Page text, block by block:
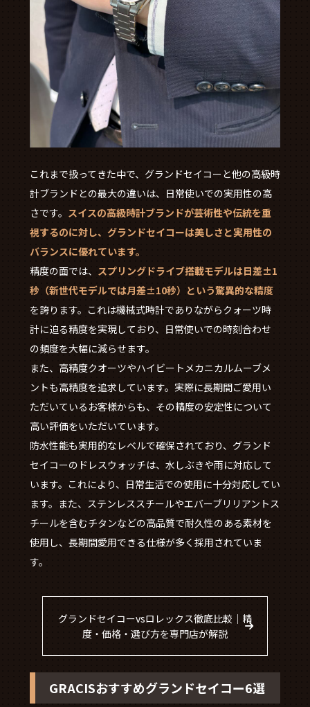
これまで扱ってきた中で、グランドセイコーと他の高級時
計ブランドとの最大の違いは、日常使いでの実用性の高
さです。 スイスの高級時計ブランドが芸術性や伝統を重
視するのに対し、グランドセイコーは美しさと実用性の
バランスに優れています。
精度の面では、 スプリングドライブ搭載モデルは日差±1
秒（新世代モデルでは月差±10秒）という驚異的な精度
を誇ります。これは機械式時計でありながらクォーツ時
計に迫る精度を実現しており、日常使いでの時刻合わせ
の頻度を大幅に減らせます。
また、高精度クオーツやハイビートメカニカルムーブメ
ントも高精度を追求しています。実際に長期間ご愛用い
ただいているお客様からも、その精度の安定性について
高い評価をいただいています。
防水性能も実用的なレベルで確保されており、グランド
セイコーのドレスウォッチは、水しぶきや雨に対応して
います。これにより、日常生活での使用に十分対応してい
ます。また、ステンレススチールやエバーブリリアントス
チールを含むチタンなどの高品質で耐久性のある素材を
使用し、長期間愛用できる仕様が多く採用されていま
す。
グランドセイコーvsロレックス徹底比較｜精
度・価格・選び方を専門店が解説
GRACISおすすめグランドセイコー6選